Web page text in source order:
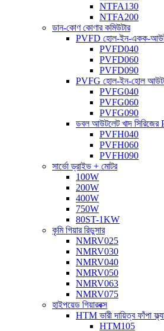
NTFA130
NTFA200
ডান-কোণ কোণার কমিউটার
PVFD হোল-ইন-একক-আউট
PVFD040
PVFD060
PVFD090
PVFG হোল-ইন-হোল
PVFG040
PVFG060
PVFG090
ডবল আউটলেট খাদ সিরিজের
PVFH040
PVFH060
PVFH090
সার্ভো ড্রাইভ + মোটর
100W
200W
400W
750W
80ST-1KW
কৃমি গিয়ার রিডুসার
NMRV025
NMRV030
NMRV040
NMRV050
NMRV063
NMRV075
হাইপয়েড গিয়ারবক্স
HTM ভারী দায়িত্ব ফাঁপা
HTM105